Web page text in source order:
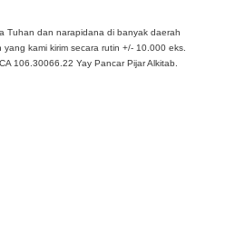
Tuhan dan narapidana di banyak daerah
kami kirim secara rutin +/- 10.000 eks.
106.30066.22 Yay Pancar Pijar Alkitab.